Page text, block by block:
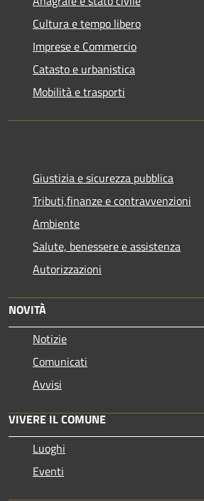
Cultura e tempo libero
Imprese e Commercio
Catasto e urbanistica
Mobilità e trasporti
Giustizia e sicurezza pubblica
Tributi,finanze e contravvenzioni
Ambiente
Salute, benessere e assistenza
Autorizzazioni
NOVITÀ
Notizie
Comunicati
Avvisi
VIVERE IL COMUNE
Luoghi
Eventi